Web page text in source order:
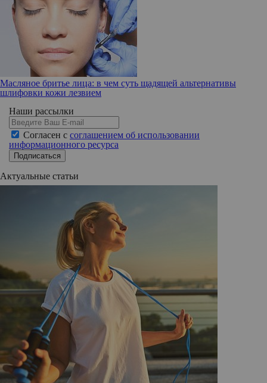
Масляное бритье лица: в чем суть щадящей альтернативы
шлифовки кожи лезвием
Наши рассылки
Согласен с соглашением об использовании
информационного ресурса
Подписаться
Актуальные статьи